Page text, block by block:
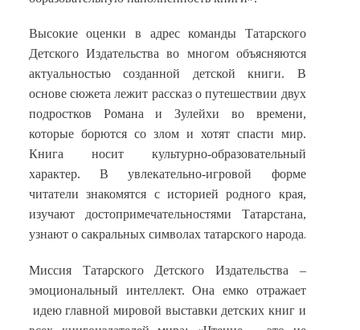
Высокие оценки в адрес команды Татарского
Детского Издательства во многом объясняются
актуальностью созданной детской книги. В
основе сюжета лежит рассказ о путешествии двух
подростков Романа и Зулейхи во времени,
которые борются со злом и хотят спасти мир.
Книга носит культурно-образовательный
характер. В увлекательно-игровой форме
читатели знакомятся с историей родного края,
изучают достопримечательностями Татарстана,
узнают о сакральных символах татарского народа.
Миссия Татарского Детского Издательства –
эмоциональный интеллект. Она емко отражает
идею главной мировой выставки детских книг и